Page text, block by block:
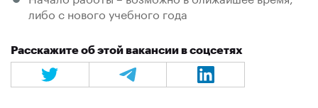
либо с нового учебного года
Расскажите об этой вакансии в соцсетях